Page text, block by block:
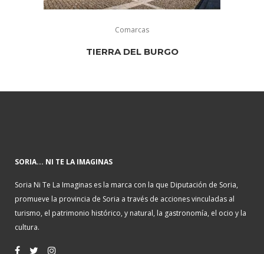
Comarcas
TIERRA DEL BURGO
SORIA... NI TE LA IMAGINAS
Soria Ni Te La Imaginas es la marca con la que Diputación de Soria,
promueve la provincia de Soria a través de acciones vinculadas al
turismo, el patrimonio histórico, y natural, la gastronomía, el ocio y la
cultura.